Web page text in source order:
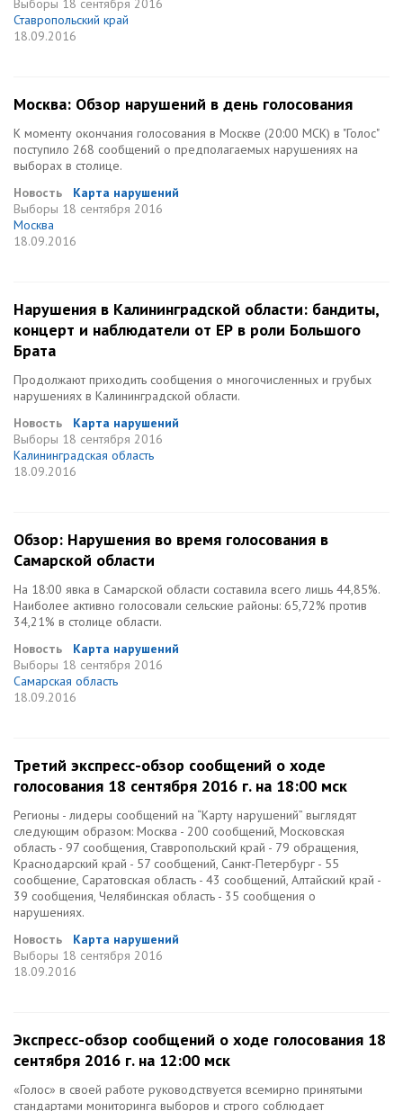
Выборы 18 сентября 2016
Ставропольский край
18.09.2016
Москва: Обзор нарушений в день голосования
К моменту окончания голосования в Москве (20:00 МСК) в "Голос"
поступило 268 сообщений о предполагаемых нарушениях на
выборах в столице.
Новость
Карта нарушений
Выборы 18 сентября 2016
Москва
18.09.2016
Нарушения в Калининградской области: бандиты,
концерт и наблюдатели от ЕР в роли Большого
Брата
Продолжают приходить сообщения о многочисленных и грубых
нарушениях в Калининградской области.
Новость
Карта нарушений
Выборы 18 сентября 2016
Калининградская область
18.09.2016
Обзор: Нарушения во время голосования в
Самарской области
На 18:00 явка в Самарской области составила всего лишь 44,85%.
Наиболее активно голосовали сельские районы: 65,72% против
34,21% в столице области.
Новость
Карта нарушений
Выборы 18 сентября 2016
Самарская область
18.09.2016
Третий экспресс-обзор сообщений о ходе
голосования 18 сентября 2016 г. на 18:00 мск
Регионы - лидеры сообщений на “Карту нарушений” выглядят
следующим образом: Москва - 200 сообщений, Московская
область - 97 сообщения, Ставропольский край - 79 обращения,
Краснодарский край - 57 сообщений, Санкт-Петербург - 55
сообщение, Саратовская область - 43 сообщений, Алтайский край -
39 сообщения, Челябинская область - 35 сообщения о
нарушениях.
Новость
Карта нарушений
Выборы 18 сентября 2016
18.09.2016
Экспресс-обзор сообщений о ходе голосования 18
сентября 2016 г. на 12:00 мск
«Голос» в своей работе руководствуется всемирно принятыми
стандартами мониторинга выборов и строго соблюдает